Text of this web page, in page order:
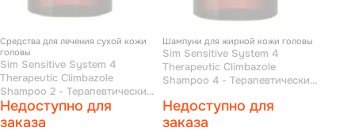
Средства для лечения сухой кожи
головы
Sim Sensitive System 4
Therapeutic Climbazole
Shampoo 2 - Терапевтический
шампунь № 2 для сухих
поврежденных и окрашенных
волос 250 мл
Недоступно для
заказа
Шампуни для жирной кожи головы
Sim Sensitive System 4
Therapeutic Climbazole
Shampoo 4 - Терапевтический
жирной, чувствительной и
раздраженной кожи головы
Недоступно для
заказа